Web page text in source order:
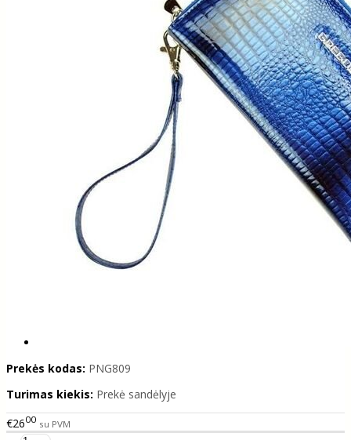
Prekės kodas: PNG809
Turimas kiekis: Prekė sandėlyje
€2600 su PVM